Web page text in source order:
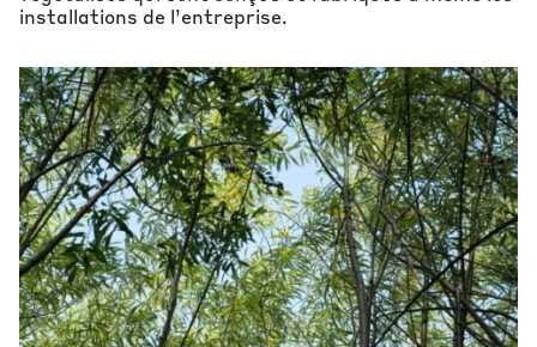
installations de l’entreprise.